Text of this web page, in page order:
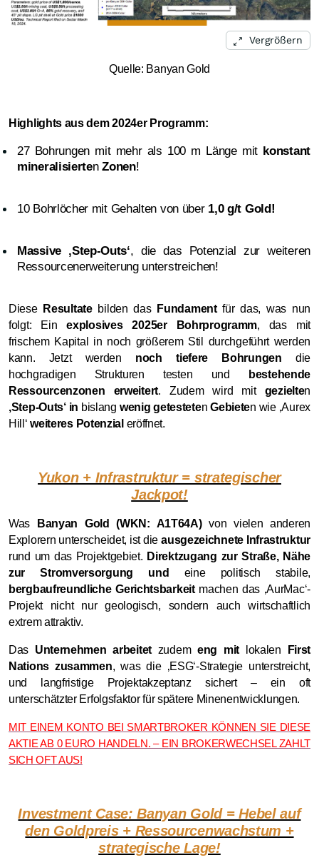
Vergrößern
Quelle: Banyan Gold
Highlights aus dem 2024er Programm:
27 Bohrungen mit mehr als 100 m Länge mit konstant
mineralisiertenZonen!
10 Bohrlöcher mit Gehalten von über 1,0 g/t Gold!
Massive ‚Step-Outs‘, die das Potenzial zur weiteren
Ressourcenerweiterung unterstreichen!
Diese Resultatebilden das Fundamentfür das, was nun
folgt: Einexplosives 2025er Bohrprogramm, das mit
frischem Kapital in noch größerem Stil durchgeführt werden
kann. Jetzt werden noch tiefere Bohrungen die
hochgradigen Strukturen testen und
bestehende
Ressourcenzonen erweitert. Zudem wird mit gezielten
‚Step-Outs‘ in bislang wenig getestetenGebieten wie ‚Aurex
Hill‘ weiteres Potenzial eröffnet.
Yukon + Infrastruktur = strategischer
Jackpot!
Was Banyan Gold (WKN: A1T64A)von vielen anderen
Explorern unterscheidet, ist dieausgezeichnete Infrastruktur
rund um das Projektgebiet. Direktzugang zur Straße, Nähe
zur Stromversorgung und
eine politisch stabile,
bergbaufreundliche Gerichtsbarkeitmachen das ‚AurMac‘-
Projekt nicht nur geologisch, sondern auch wirtschaftlich
extrem attraktiv.
Das Unternehmen arbeitetzudemeng mit lokalen
First
Nations zusammen, was die ‚ESG‘-Strategie unterstreicht,
und langfristige Projektakzeptanz sichert – ein oft
unterschätzter Erfolgsfaktor für spätere Minenentwicklungen.
MIT EINEM KONTO BEI SMARTBROKER KÖNNEN SIE DIESE
AKTIE AB 0 EURO HANDELN. – EIN BROKERWECHSEL ZAHLT
SICH OFT AUS!
Investment Case: Banyan Gold = Hebel auf
den Goldpreis + Ressourcenwachstum +
strategische Lage!